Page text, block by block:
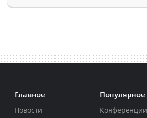
Главное
Новости
Популярное
Конференции